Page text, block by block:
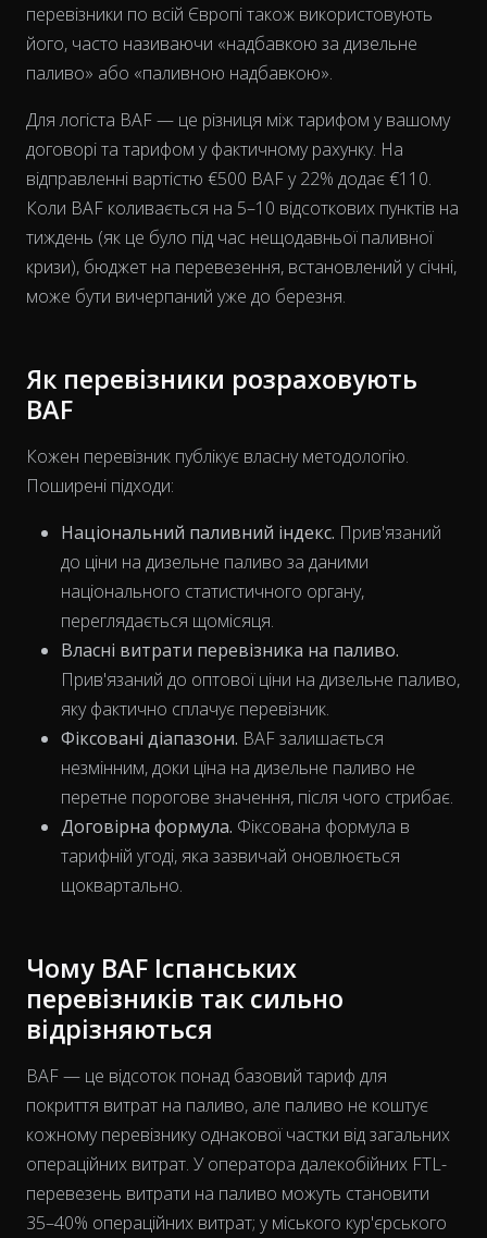
View as data table, Chart
The chart has 1 X axis displaying Time. Data ranges from
перевізники по всій Європі також використовують
його, часто називаючи «надбавкою за дизельне
паливо» або «паливною надбавкою».
Для логіста BAF — це різниця між тарифом у вашому
договорі та тарифом у фактичному рахунку. На
відправленні вартістю €500 BAF у 22% додає €110.
Коли BAF коливається на 5–10 відсоткових пунктів на
тиждень (як це було під час нещодавньої паливної
кризи), бюджет на перевезення, встановлений у січні,
може бути вичерпаний уже до березня.
Як перевізники розраховують
BAF
Кожен перевізник публікує власну методологію.
Поширені підходи:
Національний паливний індекс. Прив'язаний
до ціни на дизельне паливо за даними
національного статистичного органу,
переглядається щомісяця.
Власні витрати перевізника на паливо.
Прив'язаний до оптової ціни на дизельне паливо,
яку фактично сплачує перевізник.
Фіксовані діапазони. BAF залишається
незмінним, доки ціна на дизельне паливо не
перетне порогове значення, після чого стрибає.
Договірна формула. Фіксована формула в
тарифній угоді, яка зазвичай оновлюється
щоквартально.
Чому BAF Іспанських
перевізників так сильно
відрізняються
BAF — це відсоток понад базовий тариф для
покриття витрат на паливо, але паливо не коштує
кожному перевізнику однаковоїчастки від загальних
операційних витрат. У оператора далекобійних FTL-
перевезень витрати на паливо можуть становити
35–40% операційних витрат; у міського кур'єрського